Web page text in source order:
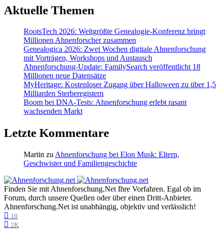
Aktuelle Themen
RootsTech 2026: Weltgrößte Genealogie-Konferenz bringt
Millionen Ahnenforscher zusammen
Genealogica 2026: Zwei Wochen digitale Ahnenforschung
mit Vorträgen, Workshops und Austausch
Ahnenforschung-Update: FamilySearch veröffentlicht 18
Millionen neue Datensätze
MyHeritage: Kostenloser Zugang über Halloween zu über 1,5
Milliarden Sterberegistern
Boom bei DNA-Tests: Ahnenforschung erlebt rasant
wachsenden Markt
Letzte Kommentare
Martin zu Ahnenforschung bei Elon Musk: Eltern,
Geschwister und Familiengeschichte
Finden Sie mit Ahnenforschung.Net Ihre Vorfahren. Egal ob im
Forum, durch unsere Quellen oder über einen Dritt-Anbieter.
Ahnenforschung.Net ist unabhängig, objektiv und verlässlich!
10
2K